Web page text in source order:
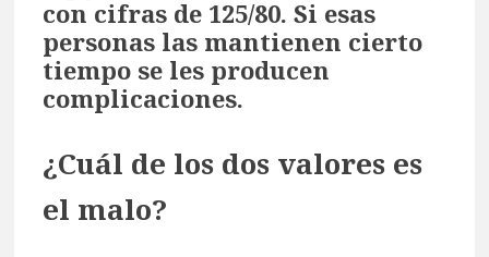
con cifras de 125/80. Si esas
personas las mantienen cierto
tiempo se les producen
complicaciones.
¿Cuál de los dos valores es
el malo?